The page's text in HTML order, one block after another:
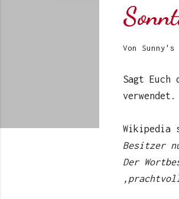
Von
Sagt
verwendet.
Wikipedia
Besitzer
Der